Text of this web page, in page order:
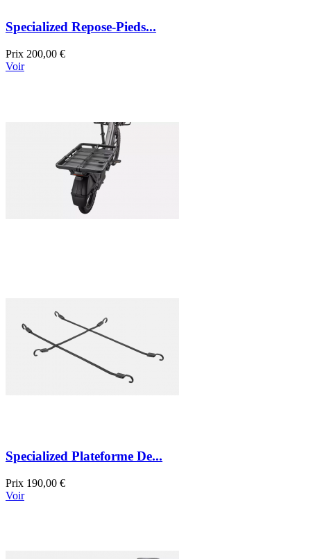
Specialized Repose-Pieds...
Prix 200,00 €
Voir
Specialized Plateforme De...
Prix 190,00 €
Voir